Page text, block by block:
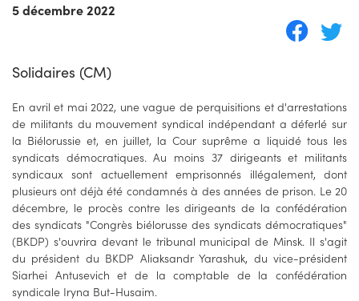
5 décembre 2022
Solidaires (CM)
En avril et mai 2022, une vague de perquisitions et d'arrestations
de militants du mouvement syndical indépendant a déferlé sur
la Biélorussie et, en juillet, la Cour suprême a liquidé tous les
syndicats démocratiques. Au moins 37 dirigeants et militants
syndicaux sont actuellement emprisonnés illégalement, dont
plusieurs ont déjà été condamnés à des années de prison. Le 20
décembre, le procès contre les dirigeants de la confédération
des syndicats "Congrès biélorusse des syndicats démocratiques"
(BKDP) s'ouvrira devant le tribunal municipal de Minsk. Il s'agit
du président du BKDP Aliaksandr Yarashuk, du vice-président
Siarhei Antusevich et de la comptable de la confédération
syndicale Iryna But-Husaim.